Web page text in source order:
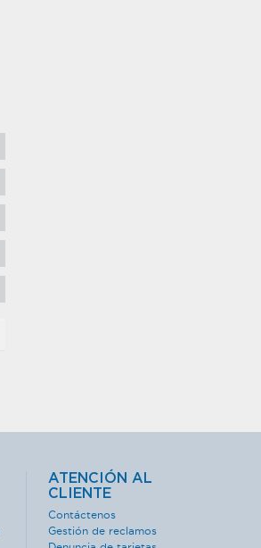
ATENCIÓN AL
CLIENTE
Contáctenos
Gestión de reclamos